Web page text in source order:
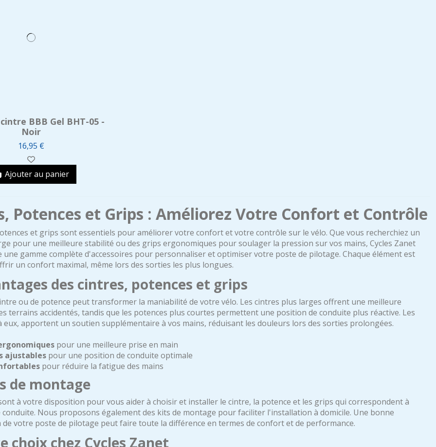
BBB Gel BHT-05 -
Noir
16,95 €
Ajouter au panier
Potences et Grips : Améliorez Votre Confort et Contrôle
et grips sont essentiels pour améliorer votre confort et votre contrôle sur le vélo. Que vous recherchiez un
pour une meilleure stabilité ou des grips ergonomiques pour soulager la pression sur vos mains, Cycles Zanet
une gamme complète d'accessoires pour personnaliser et optimiser votre poste de pilotage. Chaque élément est
un confort maximal, même lors des sorties les plus longues.
des cintres, potences et grips
ou de potence peut transformer la maniabilité de votre vélo. Les cintres plus larges offrent une meilleure
terrains accidentés, tandis que les potences plus courtes permettent une position de conduite plus réactive. Les
eux, apportent un soutien supplémentaire à vos mains, réduisant les douleurs lors des sorties prolongées.
pour une meilleure prise en main
ajustables pour une position de conduite optimale
pour réduire la fatigue des mains
de montage
à votre disposition pour vous aider à choisir et installer le cintre, la potence et les grips qui correspondent à
Nous proposons également des kits de montage pour faciliter l'installation à domicile. Une bonne
votre poste de pilotage peut faire toute la différence en termes de confort et de performance.
choix chez Cycles Zanet